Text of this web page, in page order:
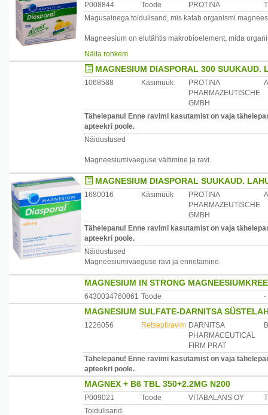
Tootja: Hankintatukku OY Karkkila, Soome
Maaletooja: Loodustoode OÜ, Kadaka tee 1-3, Tallinn,
P008844 Toode PROTINA
Magusainega toidulisand, mis katab organismi
Magneesium on elutähtis makrobioelement, mida
talitlusele. Suurem magneesiumivajadus on kasvueas
inimestel, rasedatel ning eakatel, samuti vaimse ja
Magnesium-Diasporal® 300 Direkt on
tarvitatav ilma vedelikuta, graanulid lahustuvad suus
Kasutamine: ühe fooliumpakendi sisu sisse võtta üks
Koostisosad: magneesiumtsitraat (34%),
Üks fooliumpakend sisaldab 300 mg magneesiumi
mis vastab 80% päevasest võrdluskogusest
Hoiatused: päevaseks tarbimiseks soovitatavat kogust
tasakaalustatud toitumise asendajana. Toidulisand ei
Üleliigne tarbimine võib põhjustada kõhulahtisust.
Pakend: 20 fooliumpakendit a 1,35 g. Netokogus: 27 g.
Tootja: Protina Pharm GmbH, Saksamaa
Maaletooja: Miecys-Pharm OÜ, Pärnu mnt 501, 76401
Näita rohkem
MAGNESIUM DIASPORAL 300 SUUKAUD.
1068588 Käsimüük
PROTINA
PHARMAZEUTISCHE
GMBH
Tähelepanu! Enne ravimi kasutamist on vaja
apteekri poole.
Näidustused
Magneesiumivaeguse vältimine ja ravi.
MAGNESIUM DIASPORAL SUUKAUD.
1680016 Käsimüük
PROTINA
PHARMAZEUTISCHE
GMBH
Tähelepanu! Enne ravimi kasutamist on vaja
apteekri poole.
Näidustused
Magneesiumivaeguse ravi ja ennetamine.
MAGNESIUM IN STRONG
6430034760061 Toode -
MAGNESIUM SULFATE-DARNITSA
1226056 Retseptiravim DARNITSA
PHARMACEUTICAL
FIRM PRAT
Tähelepanu! Enne ravimi kasutamist on vaja
apteekri poole.
MAGNEX + B6 TBL 350+2.2MG N200
P009021 Toode VITABALANS OY
Toidulisand.